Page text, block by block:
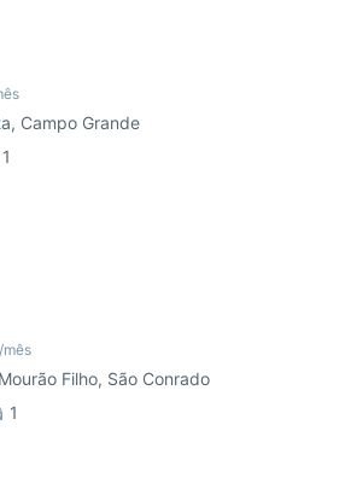
Campo Grande
1
/mês
Filho, São Conrado
1